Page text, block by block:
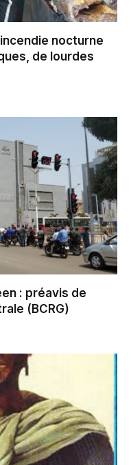
nocturne
de lourdes
: préavis de
(BCRG)